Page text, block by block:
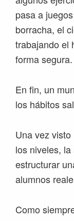
pasa a
borracha, el
trabajando el
forma segura.
En fin, un
los hábitos
Una vez
los niveles,
estructurar
alumnos
Como